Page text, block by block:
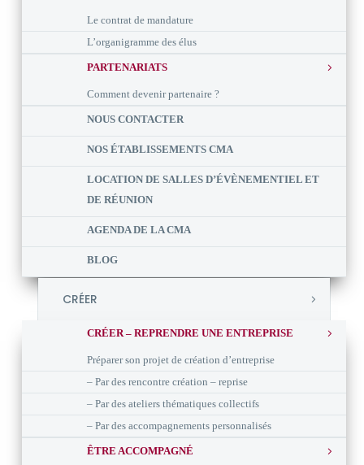
Le contrat de mandature
L’organigramme des élus
PARTENARIATS
Comment devenir partenaire ?
NOUS CONTACTER
NOS ÉTABLISSEMENTS CMA
LOCATION DE SALLES D’ÉVÈNEMENTIEL ET
DE RÉUNION
AGENDA DE LA CMA
BLOG
CRÉER
CRÉER – REPRENDRE UNE ENTREPRISE
Préparer son projet de création d’entreprise
– Par des rencontre création – reprise
– Par des ateliers thématiques collectifs
– Par des accompagnements personnalisés
ÊTRE ACCOMPAGNÉ